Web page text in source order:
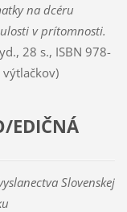
na dcéru
v prítomnosti.
28 s., ISBN 978-
EDIČNÁ
Slovenskej